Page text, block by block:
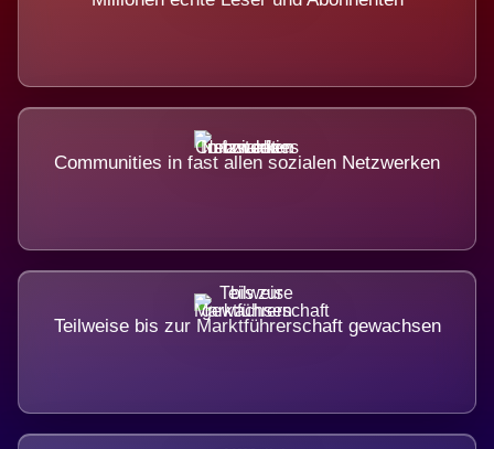
Communities in fast allen sozialen Netzwerken
Teilweise bis zur Marktführerschaft gewachsen